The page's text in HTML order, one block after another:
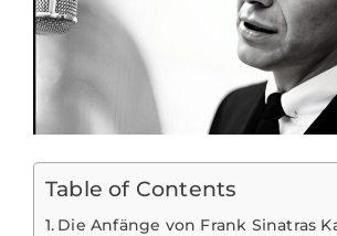
Table of Contents
Die Anfänge von Frank Sinatras